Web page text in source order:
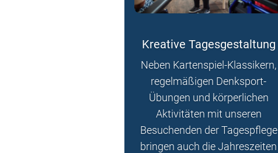
Kreative Tagesgestaltung
Neben Kartenspiel-Klassikern,
regelmäßigen Denksport-
Übungen und körperlichen
Aktivitäten mit unseren
Besuchenden der Tagespflege
bringen auch die Jahreszeiten